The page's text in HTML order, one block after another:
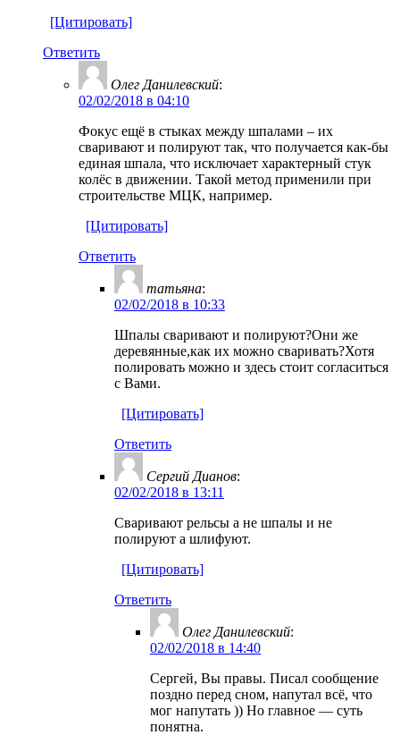
[Цитировать]
Ответить
Олег Данилевский:
02/02/2018 в 04:10
Фокус ещё в стыках между шпалами – их
сваривают и полируют так, что получается как-бы
единая шпала, что исключает характерный стук
колёс в движении. Такой метод применили при
строительстве МЦК, например.
[Цитировать]
Ответить
татьяна:
02/02/2018 в 10:33
Шпалы сваривают и полируют?Они же
деревянные,как их можно сваривать?Хотя
полировать можно и здесь стоит согласиться
с Вами.
[Цитировать]
Ответить
Сергий Дианов:
02/02/2018 в 13:11
Сваривают рельсы а не шпалы и не
полируют а шлифуют.
[Цитировать]
Ответить
Олег Данилевский:
02/02/2018 в 14:40
Сергей, Вы правы. Писал сообщение
поздно перед сном, напутал всё, что
мог напутать )) Но главное — суть
понятна.